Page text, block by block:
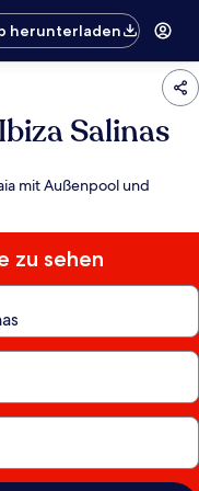
herunterladen
Salinas
mit Außenpool und
zu sehen